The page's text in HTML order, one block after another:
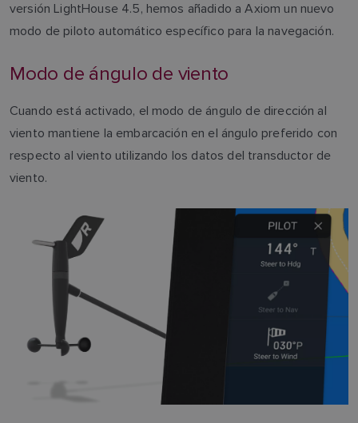
versión LightHouse 4.5, hemos añadido a Axiom un nuevo
modo de piloto automático específico para la navegación.
Modo de ángulo de viento
Cuando está activado, el modo de ángulo de dirección al
viento mantiene la embarcación en el ángulo preferido con
respecto al viento utilizando los datos del transductor de
viento.